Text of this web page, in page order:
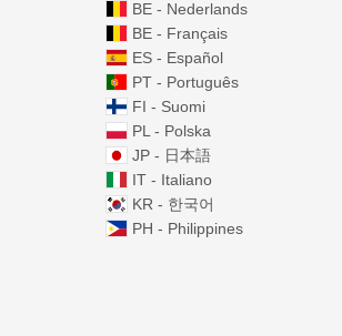
BE - Nederlands
BE - Français
ES - Español
PT - Português
FI - Suomi
PL - Polska
JP - 日本語
IT - Italiano
KR - 한국어
PH - Philippines